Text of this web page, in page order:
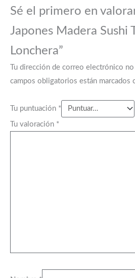
Sé el primero en
Japones Madera Sushi
Lonchera”
Tu dirección de correo electrónico
campos obligatorios están marcados
Tu puntuación *
Tu valoración *